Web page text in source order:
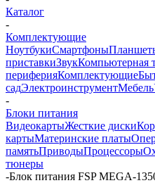
Каталог
-
Комплектующие
НоутбукиСмартфоны
приставкиЗвукКомпьютерная
периферияКомплектующие
садЭлектроинструментМебель
-
Блоки питания
ВидеокартыЖесткие диски
картыМатеринские платы
памятьПриводыПроцессоры
тюнеры
-Блок питания FSP MEGA-